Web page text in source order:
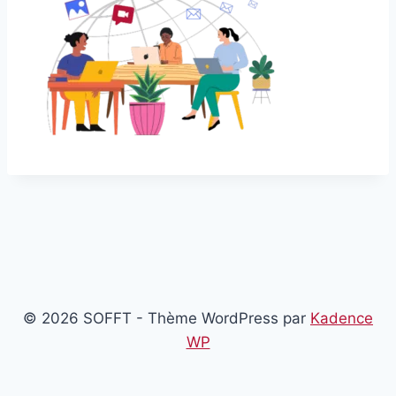
© 2026 SOFFT - Thème WordPress par Kadence
WP